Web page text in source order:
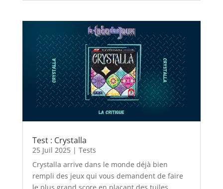
Test : Crystalla
25 Juil 2025| Tests
Crystalla arrive dans le monde déjà bien
rempli des jeux qui vous demandent de faire